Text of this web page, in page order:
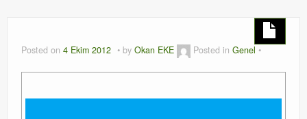
Video-Webcast-Seminer
Windows Server Family
Posted on 4 Ekim 2012 by Okan EKE Posted in Genel